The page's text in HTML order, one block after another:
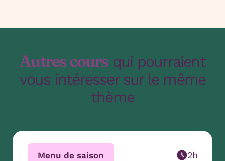
Autres coursqui pourraient
vous intéresser sur le même
thème
Menu de saison 2h